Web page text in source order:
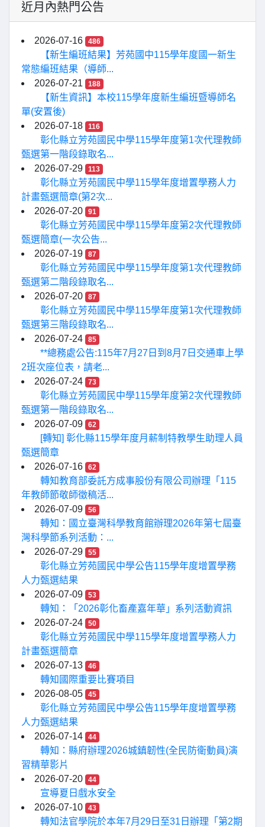
近月內熱門公告
2026-07-16 486
【新生編班結果】芳苑國中115學年度國一新生
常態編班結果（導師...
2026-07-21
188
【新生資訊】本校115學年度新生編班暨導師名
單(安置後)
2026-07-18
116
彰化縣立芳苑國民中學115學年度第1次代理教師
甄選第一階段錄取名...
2026-07-29
113
彰化縣立芳苑國民中學115學年度增置學務人力
計畫甄選簡章(第2次...
2026-07-20
91
彰化縣立芳苑國民中學115學年度第2次代理教師
甄選簡章(一次公告...
2026-07-19
87
彰化縣立芳苑國民中學115學年度第1次代理教師
甄選第二階段錄取名...
2026-07-20
87
彰化縣立芳苑國民中學115學年度第1次代理教師
甄選第三階段錄取名...
2026-07-24
85
**總務處公告:115年7月27日到8月7日交通車上學
2班次座位表，請老...
2026-07-24
73
彰化縣立芳苑國民中學115學年度第2次代理教師
甄選第一階段錄取名...
2026-07-09
62
[轉知] 彰化縣115學年度月薪制特教學生助理人員
甄選簡章
2026-07-16
62
轉知教育部委託方成事股份有限公司辦理「115
年教師節敬師徵稿活...
2026-07-09
56
轉知：國立臺灣科學教育館辦理2026年第七屆臺
灣科學節系列活動：...
2026-07-29
55
彰化縣立芳苑國民中學公告115學年度增置學務
人力甄選結果
2026-07-09
53
轉知：「2026彰化畜產嘉年華」系列活動資訊
2026-07-24
50
彰化縣立芳苑國民中學115學年度增置學務人力
計畫甄選簡章
2026-07-13
46
轉知國際重要比賽項目
2026-08-05
45
彰化縣立芳苑國民中學公告115學年度增置學務
人力甄選結果
2026-07-14
44
轉知：縣府辦理2026城鎮韌性(全民防衛動員)演
習精華影片
2026-07-20
44
宣導夏日戲水安全
2026-07-10
43
轉知法官學院於本年7月29日至31日辦理「第2期